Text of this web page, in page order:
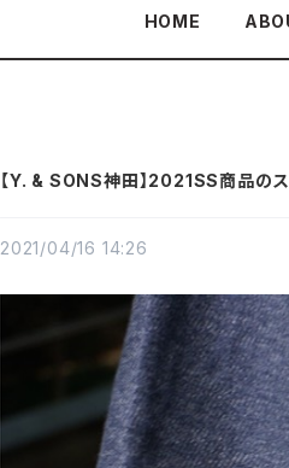
HOME
【Y. & SONS神田】2021SS商品の
2021/04/16 14:26